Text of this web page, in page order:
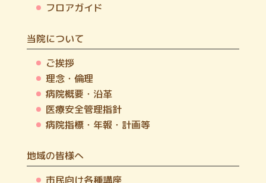
フロアガイド
当院について
ご挨拶
理念・倫理
病院概要・沿革
医療安全管理指針
病院指標・年報・計画等
地域の皆様へ
市民向け各種講座